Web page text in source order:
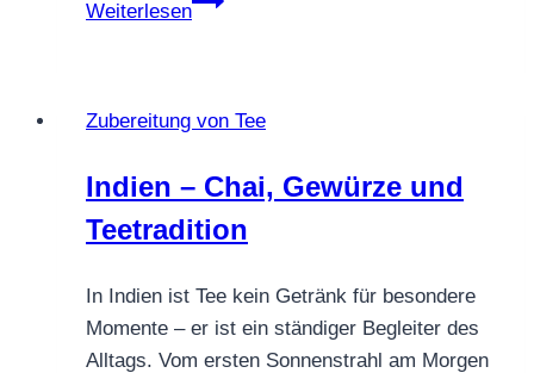
Weiterlesen
Tee
wann
ist
wirklich
Tee?
Zubereitung von Tee
Indien – Chai, Gewürze und
Teetradition
In Indien ist Tee kein Getränk für besondere
Momente – er ist ein ständiger Begleiter des
Alltags. Vom ersten Sonnenstrahl am Morgen